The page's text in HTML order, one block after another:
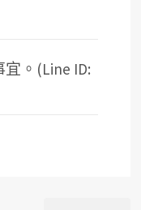
。(Line ID: